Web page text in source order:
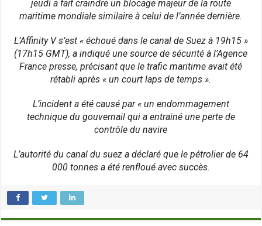
jeudi a fait craindre un blocage majeur de la route
maritime mondiale similaire à celui de l’année dernière.
L’Affinity V s’est « échoué dans le canal de Suez à 19h15 »
(17h15 GMT), a indiqué une source de sécurité à l’Agence
France presse, précisant que le trafic maritime avait été
rétabli après « un court laps de temps ».
L’incident a été causé par « un endommagement
technique du gouvernail qui a entrainé une perte de
contrôle du navire
L’autorité du canal du suez a déclaré que le pétrolier de 64
000 tonnes a été renfloué avec succès.